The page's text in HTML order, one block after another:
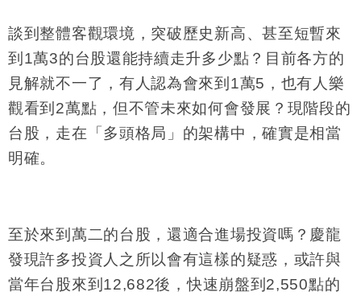
談到整體客觀環境，突破歷史新高、甚至短暫來
到 1萬3的台股還能持續走升多少點？目前各方的
見解就不一了，有人認為會來到 1萬5 ，也有人樂
觀看到 2萬點，但不管未來如何會發展？現階段的
台股，走在「多頭格局」的架構中，確實是相當
明確。
至於來到萬二的台股，還適合進場投資嗎？慶龍
發現許多投資人之所以會有這樣的疑惑，或許與
當年台股來到 12,682後，快速崩盤到 2,550點的